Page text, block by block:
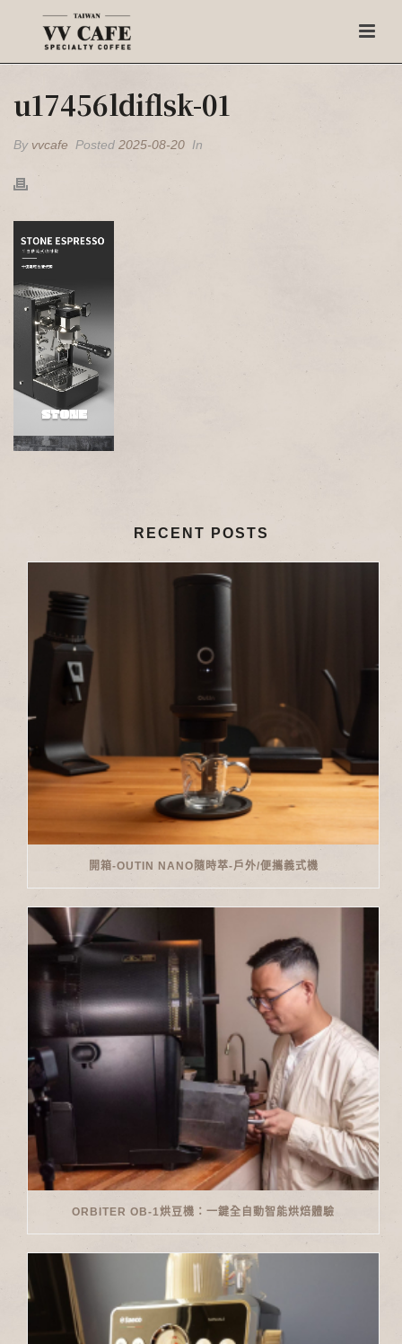
u17456ldiflsk-01
By vvcafe Posted 2025-08-20 In
RECENT POSTS
開箱-OUTIN NANO隨時萃-戶外/便攜義式機
ORBITER OB-1烘豆機：一鍵全自動智能烘焙體驗